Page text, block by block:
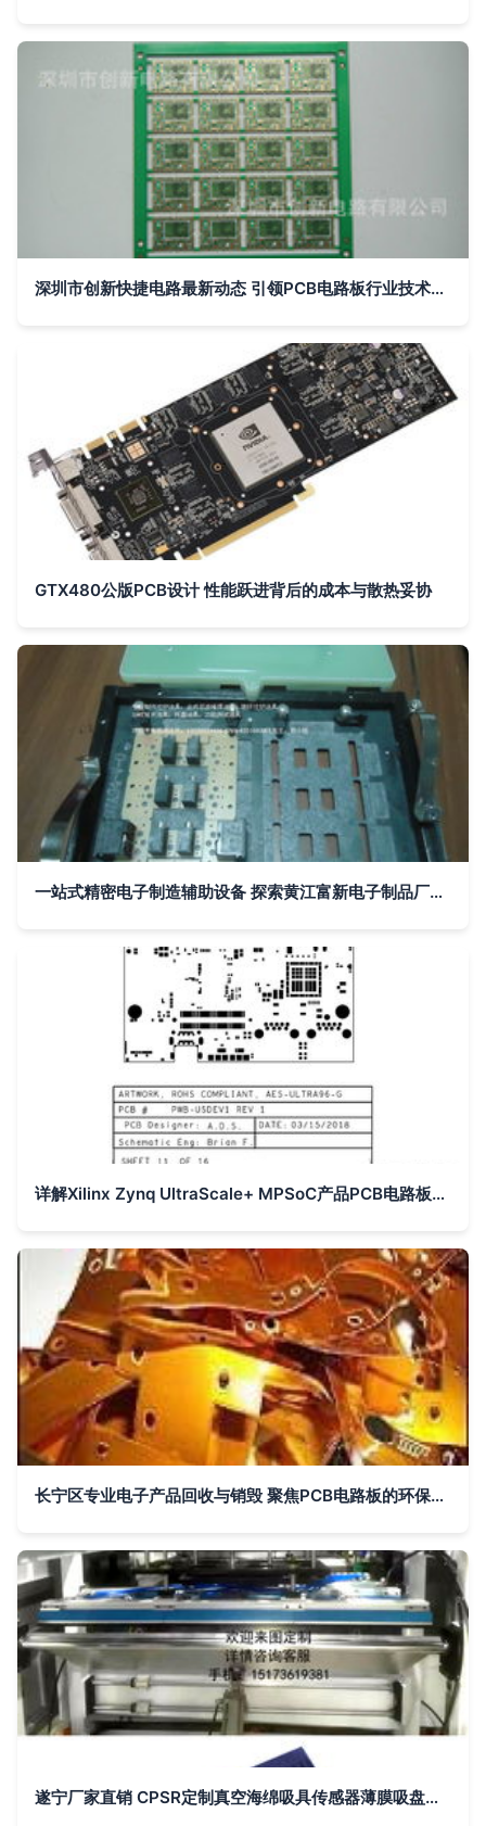
深圳市创新快捷电路最新动态 引领PCB电路板行业技术创新与高效服务
GTX480公版PCB设计 性能跃进背后的成本与散热妥协
一站式精密电子制造辅助设备 探索黄江富新电子制品厂的PCB解决方案
详解Xilinx Zynq UltraScale+ MPSoC产品PCB电路板设计
长宁区专业电子产品回收与销毁 聚焦PCB电路板的环保处置
遂宁厂家直销 CPSR定制真空海绵吸具传感器薄膜吸盘在PCB电路板搬运中的应用